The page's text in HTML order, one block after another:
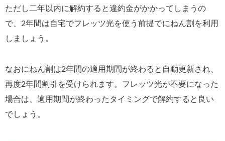
ただし二年以内に解約すると違約金がかかってしまうの
で、2年間は自宅でフレッツ光を使う前提でにねん割を利用
しましょう。
なおにねん割は2年間の適用期間が終わると自動更新され、
再度2年間割引を受けられます。フレッツ光が不要になった
場合は、適用期間が終わったタイミングで解約すると良い
でしょう。